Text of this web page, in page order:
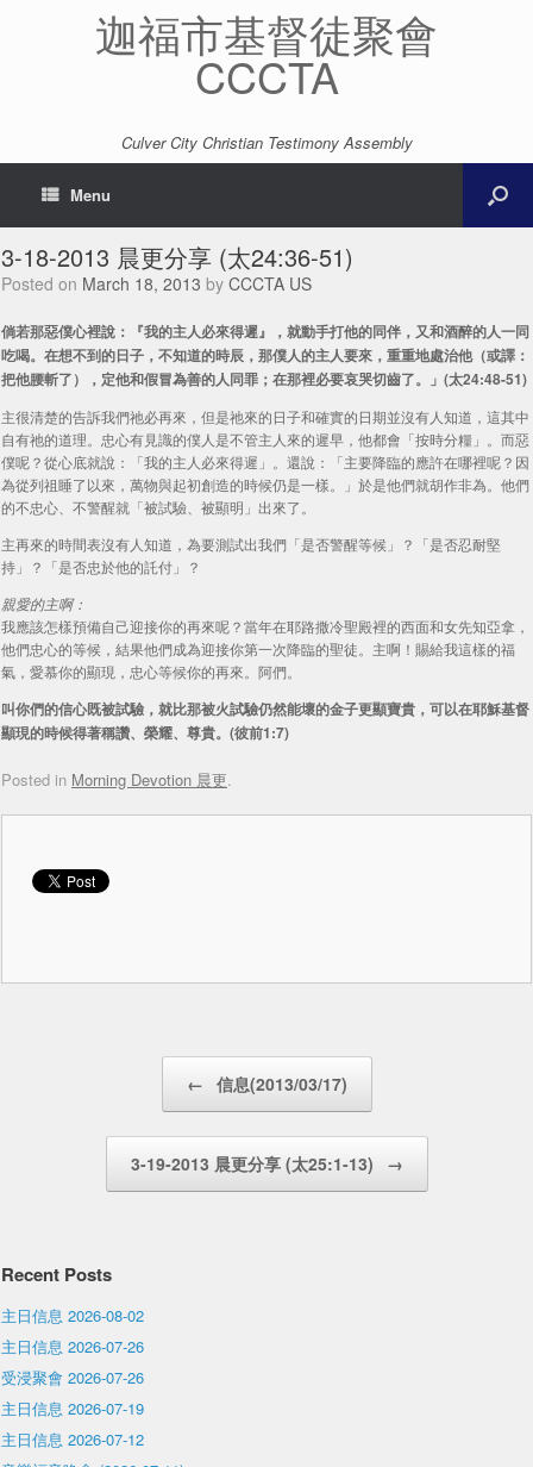
迦福市基督徒聚會
CCCTA
Culver City Christian Testimony Assembly
Menu
3-18-2013 晨更分享 (太24:36-51)
Posted on March 18, 2013 by CCCTA US
倘若那惡僕心裡說：『我的主人必來得遲』，就動手打他的同伴，又和酒醉的人一同
吃喝。在想不到的日子，不知道的時辰，那僕人的主人要來，重重地處治他（或譯：
把他腰斬了），定他和假冒為善的人同罪；在那裡必要哀哭切齒了。」(太24:48-51)
主很清楚的告訴我們祂必再來，但是祂來的日子和確實的日期並沒有人知道，這其中
自有祂的道理。忠心有見識的僕人是不管主人來的遲早，他都會「按時分糧」。而惡
僕呢？從心底就說：「我的主人必來得遲」。還說：「主要降臨的應許在哪裡呢？因
為從列祖睡了以來，萬物與起初創造的時候仍是一樣。」於是他們就胡作非為。他們
的不忠心、不警醒就「被試驗、被顯明」出來了。
主再來的時間表沒有人知道，為要測試出我們「是否警醒等候」？「是否忍耐堅
持」？「是否忠於他的託付」？
親愛的主啊：
我應該怎樣預備自己迎接你的再來呢？當年在耶路撒冷聖殿裡的西面和女先知亞拿，
他們忠心的等候，結果他們成為迎接你第一次降臨的聖徒。主啊！賜給我這樣的福
氣，愛慕你的顯現，忠心等候你的再來。阿們。
叫你們的信心既被試驗，就比那被火試驗仍然能壞的金子更顯寶貴，可以在耶穌基督
顯現的時候得著稱讚、榮耀、尊貴。(彼前1:7)
Posted in Morning Devotion 晨更.
← 信息(2013/03/17)
3-19-2013 晨更分享 (太25:1-13) →
Recent Posts
主日信息 2026-08-02
主日信息 2026-07-26
受浸聚會 2026-07-26
主日信息 2026-07-19
主日信息 2026-07-12